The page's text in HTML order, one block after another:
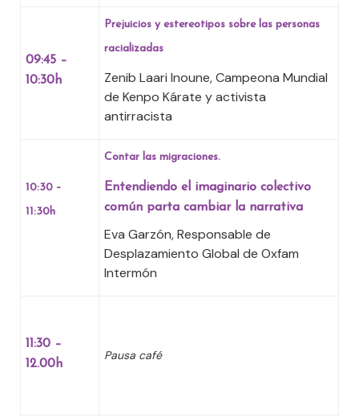
09:45 –
10:30h
Prejuicios y estereotipos sobre las personas
racializadas
Zenib Laari Inoune, Campeona Mundial
de Kenpo Kárate y activista
antirracista
10:30 –
11:30h
Contar las migraciones.
Entendiendo el imaginario colectivo
común parta cambiar la narrativa
Eva Garzón, Responsable de
Desplazamiento Global de Oxfam
Intermón
11:30 –
12.00h
Pausa café